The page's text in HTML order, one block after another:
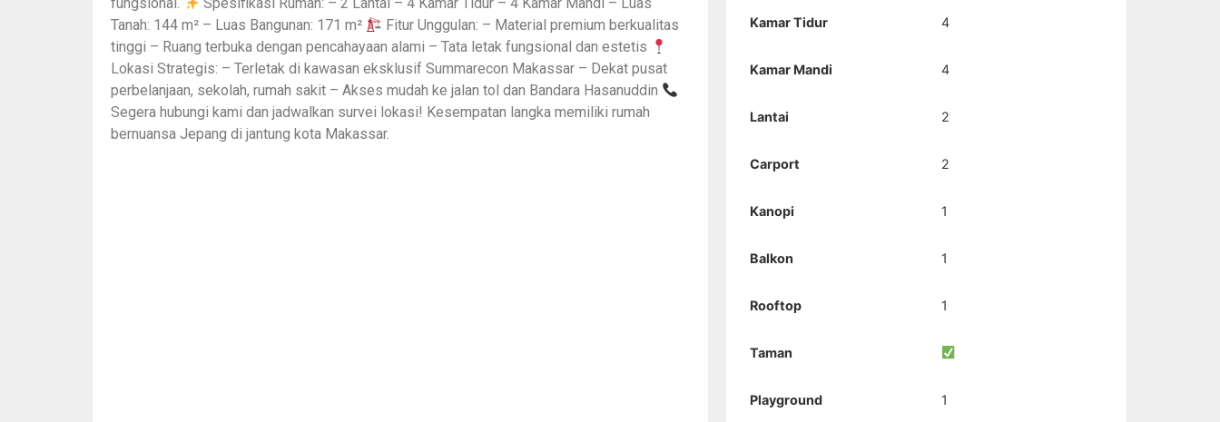
fungsional.
Spesifikasi Rumah: – 2 Lantai – 4 Kamar Tidur – 4 Kamar Mandi – Luas
Tanah: 144 m² – Luas Bangunan: 171 m²
Fitur Unggulan: – Material premium berkualitas
tinggi – Ruang terbuka dengan pencahayaan alami – Tata letak fungsional dan estetis
Lokasi Strategis: – Terletak di kawasan eksklusif Summarecon Makassar – Dekat pusat
perbelanjaan, sekolah, rumah sakit – Akses mudah ke jalan tol dan Bandara Hasanuddin
Segera hubungi kami dan jadwalkan survei lokasi! Kesempatan langka memiliki rumah
bernuansa Jepang di jantung kota Makassar.
Kamar Tidur 4
Kamar Mandi 4
Lantai 2
Carport 2
Kanopi 1
Balkon 1
Rooftop 1
Taman
Playground 1